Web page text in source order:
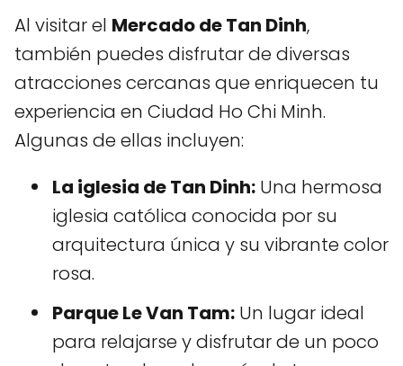
Al visitar el Mercado de Tan Dinh,
también puedes disfrutar de diversas
atracciones cercanas que enriquecen tu
experiencia en Ciudad Ho Chi Minh.
Algunas de ellas incluyen:
La iglesia de Tan Dinh: Una hermosa
iglesia católica conocida por su
arquitectura única y su vibrante color
rosa.
Parque Le Van Tam: Un lugar ideal
para relajarse y disfrutar de un poco